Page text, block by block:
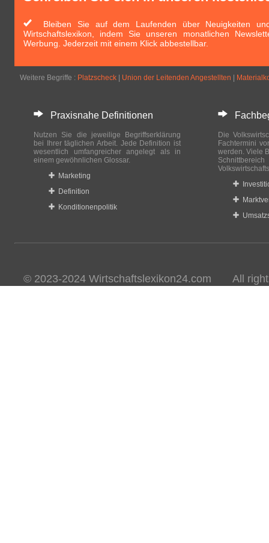
Bleiben Sie auf dem Laufenden über Neuigkeiten
Wirtschaftslexikon, indem Sie unseren monatlichen
Werbung. Jederzeit mit einem Klick abbestellbar.
Weitere Begriffe : Platzscheck Union der Leitenden Angestellten
Praxisnahe Definitionen
Nutzen Sie die jeweilige Begriffserklärung
bei Ihrer täglichen Arbeit. Jede Definition ist
wesentlich umfangreicher angelegt als in
einem gewöhnlichen Glossar.
Marketing
Definition
Konditionenpolitik
Die
Fachtermini
werden. Viele
© 2023-2024 Wirtschaftslexikon24.com All